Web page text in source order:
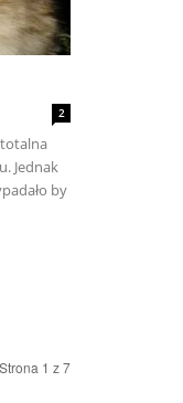
2
totalna
Jednak
by
Strona 1 z 7